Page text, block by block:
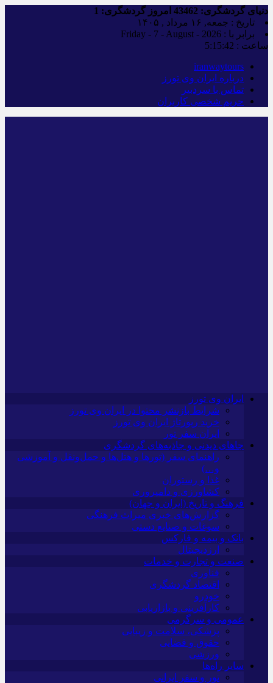
دنیای گردشگری: امروز گردشگری:
تاریخ : جمعه, ۱۶ مرداد , ۱۴۰۵
برابر با : Friday - 7 - August - 2026
ساعت : 5:15:43
iranwaytours
درباره ایران وی تورز
تماس با سردبیر
حریم شخصی کاربران
ایران وی تورز
شرایط بازنشر محتوا در ایران وی تورز
خرید رپورتاژ ایران وی تورز
ایران سفر تور
جاهای دیدنی و جاذبه‌های گردشگری
راهنمای سفر (تورها و هتل‌ها و حمل‌و‌نقل و آموزشی
و…)
غذا و رستوران
کشاورزی و دامپروری
فرهنگ و تاریخ (ایران و جهان)
گزارش‌های خبری میراث فرهنگی
سوغات و صنایع دستی
بانک و بیمه و فارکس
ارزدیجیتال
صنعت و تجارت و خدمات
فناوری
اقتصاد گردشگری
خودرو
کارآفرینی و بازاریابی
عمومی و سرگرمی
پزشکی، سلامت و زیبایی
حقوق و قضایی
ورزشی
سایر راه‌ها
تور و سفر ایرانی